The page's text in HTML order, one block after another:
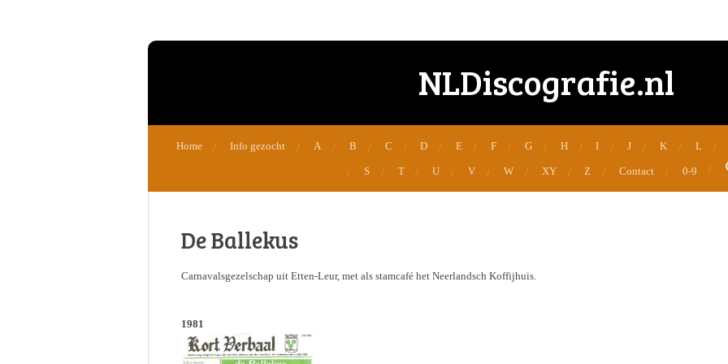
NLDiscografie.nl
Home Info gezocht A B C D E F G H I J K L
S T U V W XY Z Contact 0-9
De Ballekus
Carnavalsgezelschap uit Etten-Leur, met als stamcafé het Neerlandsch Koffijhuis.
1981